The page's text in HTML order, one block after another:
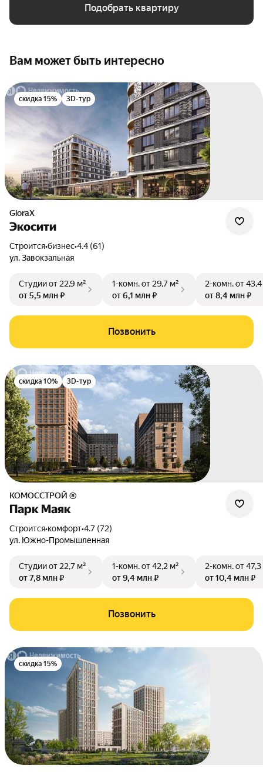
Подобрать квартиру
Вам может быть интересно
скидка 15% 3D-тур
GloraX
Экосити
Строится•бизнес•4.4 (61)
ул. Завокзальная
Студииот 22,9 м²
от 5,5 млн ₽
1-комн.от 29,7 м²
от 6,1 млн ₽
2-комн.от
от 8,4 млн ₽
Позвонить
скидка 10% 3D-тур
КОМОССТРОЙ ®
Парк Маяк
Строится•комфорт•4.7 (72)
ул. Южно-Промышленная
Студииот 22,7 м²
от 7,8 млн ₽
1-комн.от 42,2 м²
от 9,4 млн ₽
2-комн.от
от 10,4 млн ₽
Позвонить
скидка 15%